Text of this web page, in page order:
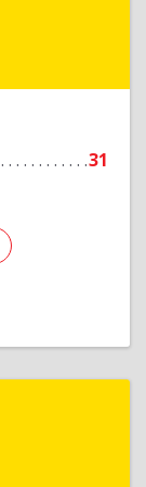
31
Подробнее
г,